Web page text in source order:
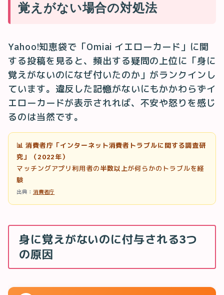
覚えがない場合の対処法
Yahoo!知恵袋で「Omiai イエローカード」に関
する投稿を見ると、頻出する疑問の上位に「身に
覚えがないのになぜ付いたのか」がランクインし
ています。違反した記憶がないにもかかわらずイ
エローカードが表示されれば、不安や怒りを感じ
るのは当然です。
📊 消費者庁「インターネット消費者トラブルに関する調査研
究」（2022年）
マッチングアプリ利用者の半数以上が何らかのトラブルを経
験
出典： 消費者庁
身に覚えがないのに付与される3つ
の原因